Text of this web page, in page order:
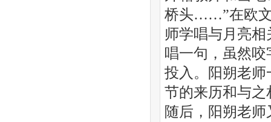
桥头……”在欧文
师学唱与月亮
唱一句，虽然
投入。阳朔老
节的来历和与
随后，阳朔老